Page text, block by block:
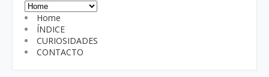
Home
ÍNDICE
CURIOSIDADES
CONTACTO